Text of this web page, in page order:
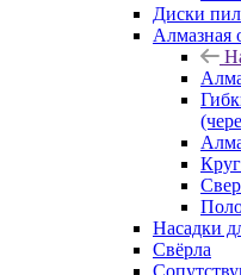
Диски
Алмазная
Насадки
Свёрла